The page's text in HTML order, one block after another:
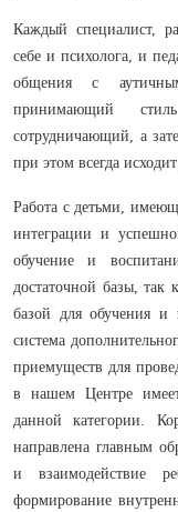
Каждый специалист,
себе и психолога, и
общения с
принимающий
сотрудничающий, а
при этом всегда
Работа с детьми,
интеграции и
обучение и
достаточной базы,
базой для обучения и
система
приемуществ для
в нашем Центре
данной категории.
направлена главным
и взаимодействие
формирование